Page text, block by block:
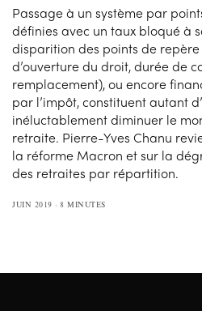
Passage à un système par
définies avec un taux bloqué à
disparition des points de
d’ouverture du droit, durée de
remplacement), ou encore
par l’impôt, constituent autant
inéluctablement diminuer le
retraite. Pierre-Yves Chanu
la réforme Macron et sur la
des retraites par répartition.
JUIN 2019 8 MINUTES